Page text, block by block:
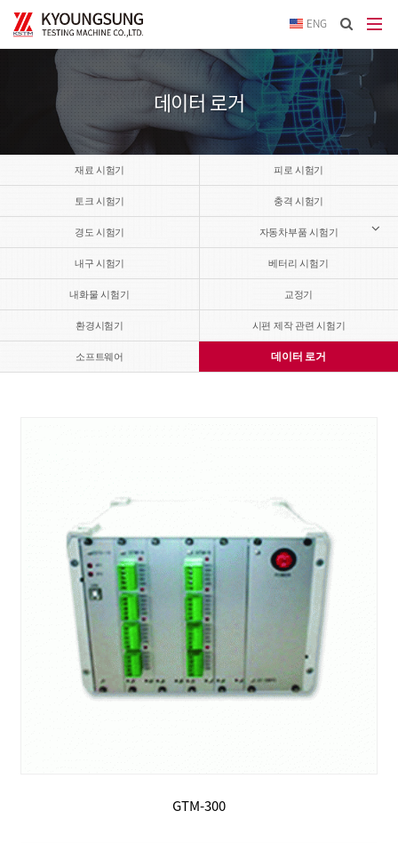
ENG
입력
답변
답변
이메
전송
데이터 로거
재료 시험기 피로 시험기
토크 시험기 충격 시험기
경도 시험기 자동차부품 시험기
내구 시험기 베터리 시험기
내화물 시험기 교정기
환경시험기 시편 제작 관련 시험기
소프트웨어 데이터 로거
GTM-300